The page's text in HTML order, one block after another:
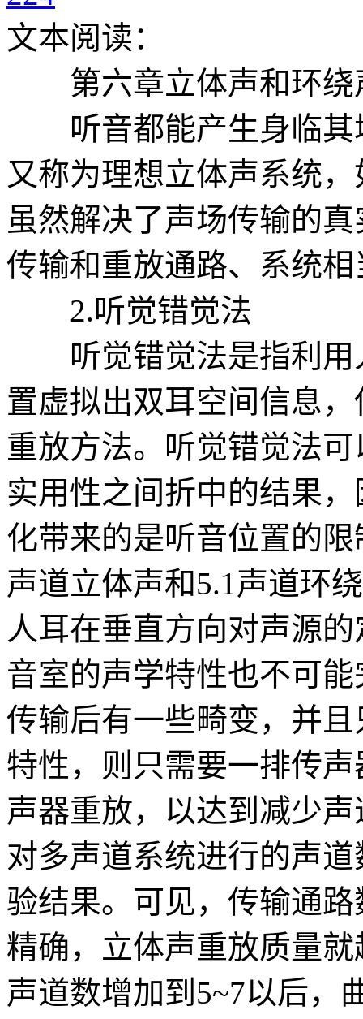
文本阅读：
第六章立体声和环绕
听音都能产生身临其
又称为理想立体声系统
虽然解决了声场传输的
传输和重放通路、系统
2.听觉错觉法
听觉错觉法是指利用
置虚拟出双耳空间信息
重放方法。听觉错觉法
实用性之间折中的结果
化带来的是听音位置的
声道立体声和5.1声道环
人耳在垂直方向对声源
音室的声学特性也不可
传输后有一些畸变，并
特性，则只需要一排传
声器重放，以达到减少
对多声道系统进行的声
验结果。可见，传输通
精确，立体声重放质量
声道数增加到5~7以后，